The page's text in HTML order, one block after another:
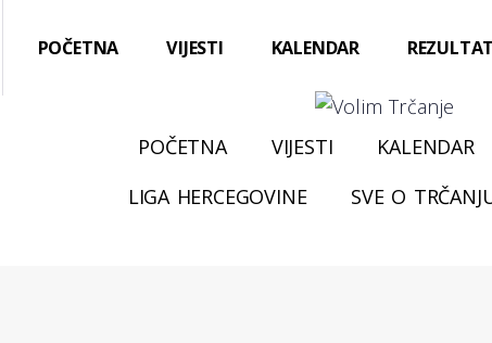
POČETNA VIJESTI KALENDAR
POČETNA VIJESTI KALENDAR
LIGA HERCEGOVINE
SVE O